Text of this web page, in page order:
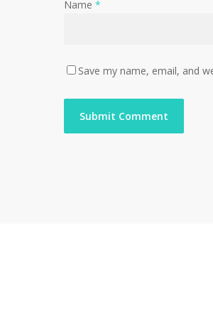
Name *
Save my name, email, and